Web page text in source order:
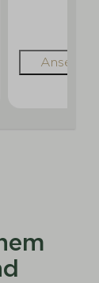
Ansehen